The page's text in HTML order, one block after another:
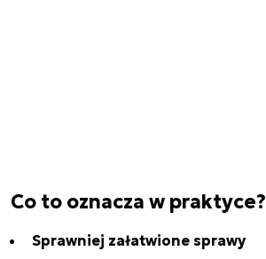
Co to oznacza w praktyce?
Sprawniej załatwione sprawy